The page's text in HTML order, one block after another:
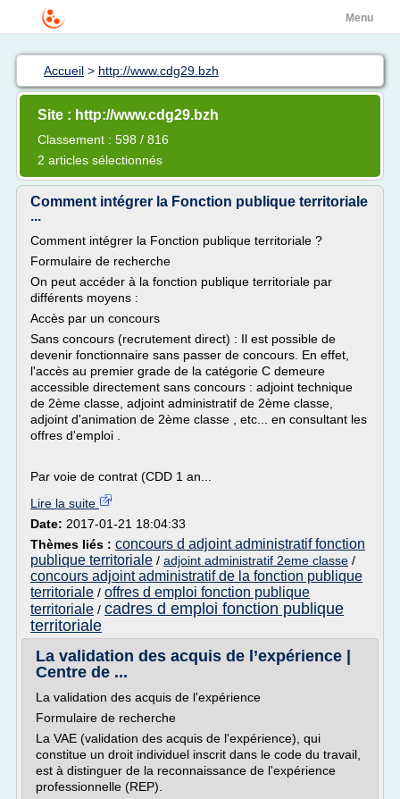
Menu
Accueil > http://www.cdg29.bzh
Site : http://www.cdg29.bzh
Classement : 598 / 816
2 articles sélectionnés
Comment intégrer la Fonction publique territoriale
...
Comment intégrer la Fonction publique territoriale ?
Formulaire de recherche
On peut accéder à la fonction publique territoriale par
différents moyens :
Accès par un concours
Sans concours (recrutement direct) : Il est possible de
devenir fonctionnaire sans passer de concours. En effet,
l'accès au premier grade de la catégorie C demeure
accessible directement sans concours : adjoint technique
de 2ème classe, adjoint administratif de 2ème classe,
adjoint d'animation de 2ème classe , etc... en consultant les
offres d'emploi .
Par voie de contrat (CDD 1 an...
Lire la suite
Date: 2017-01-21 18:04:33
Thèmes liés : concours d adjoint administratif fonction
publique territoriale / adjoint administratif 2eme classe /
concours adjoint administratif de la fonction publique
territoriale / offres d emploi fonction publique
territoriale / cadres d emploi fonction publique
territoriale
La validation des acquis de l’expérience |
Centre de ...
La validation des acquis de l'expérience
Formulaire de recherche
La VAE (validation des acquis de l'expérience), qui
constitue un droit individuel inscrit dans le code du travail,
est à distinguer de la reconnaissance de l'expérience
professionnelle (REP).